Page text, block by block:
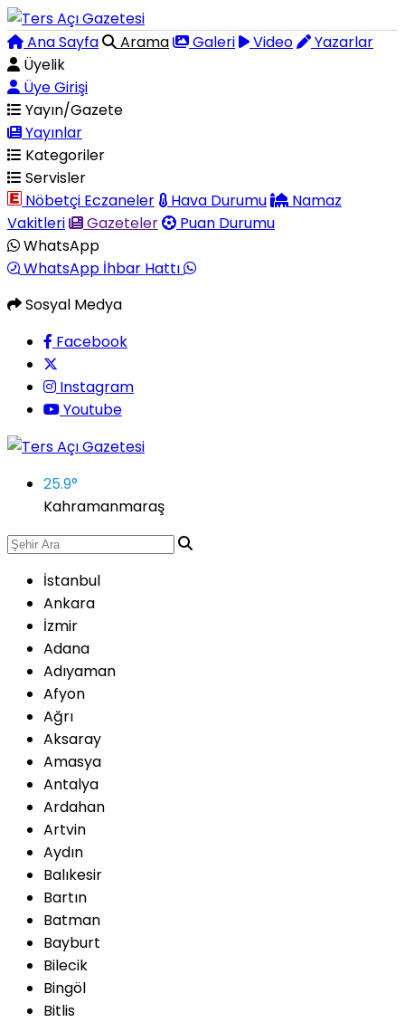
Ana Sayfa Arama Galeri Video
Yazarlar
Üyelik
Üye Girişi
Yayın/Gazete
Yayınlar
Kategoriler
Servisler
Nöbetçi Eczaneler
Hava Durumu
Namaz
Vakitleri
Gazeteler
Puan Durumu
WhatsApp
WhatsApp İhbar Hattı
Sosyal Medya
Facebook
Instagram
Youtube
25.9°
Kahramanmaraş
İstanbul
Ankara
İzmir
Adana
Adıyaman
Afyon
Ağrı
Aksaray
Amasya
Antalya
Ardahan
Artvin
Aydın
Balıkesir
Bartın
Batman
Bayburt
Bilecik
Bingöl
Bitlis